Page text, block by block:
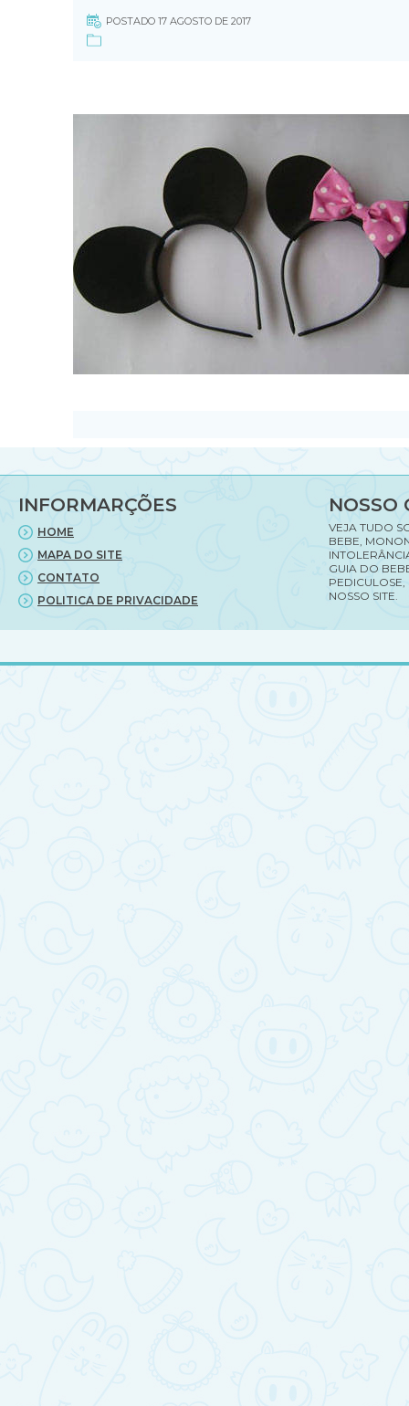
POSTADO 17 AGOSTO DE 2017
INFORMARÇÕES
HOME
MAPA DO SITE
CONTATO
POLITICA DE PRIVACIDADE
NOSSO
VEJA TUDO
BEBE,
GUIA DO
PEDICULOSE,
NOSSO SITE.